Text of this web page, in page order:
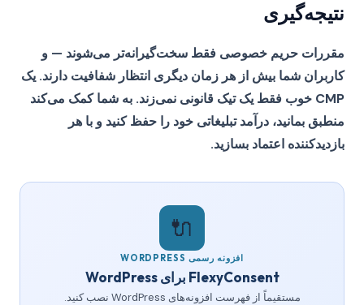
نتیجه‌گیری
مقررات حریم خصوصی فقط سخت‌گیرانه‌تر می‌شوند — و
کاربران شما بیش از هر زمان دیگری انتظار شفافیت دارند. یک
CMP خوب فقط یک تیک قانونی نمی‌زند. به شما کمک می‌کند
منطبق بمانید، درآمد تبلیغاتی خود را حفظ کنید و با هر
بازدیدکننده اعتماد بسازید.
🔌
افزونه رسمی WORDPRESS
FlexyConsent برای WordPress
مستقیماً از فهرست افزونه‌های WordPress نصب کنید.